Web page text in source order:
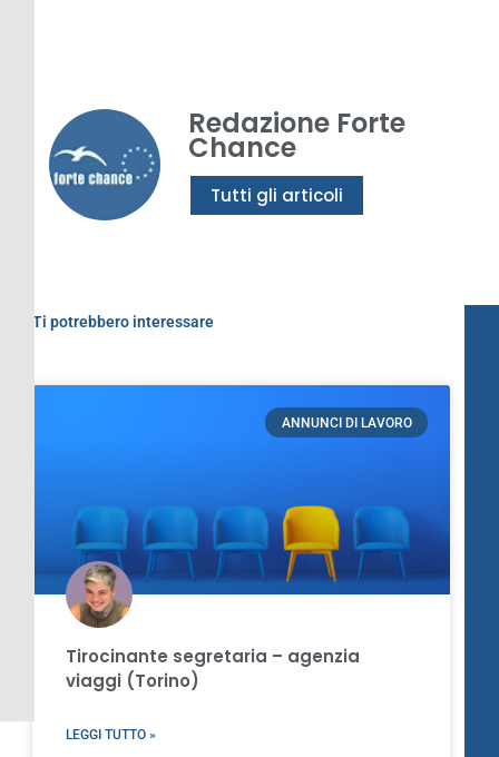
Redazione Forte
Chance
Tutti gli articoli
Ti potrebbero interessare
ANNUNCI DI LAVORO
Tirocinante segretaria – agenzia
viaggi (Torino)
LEGGI TUTTO »